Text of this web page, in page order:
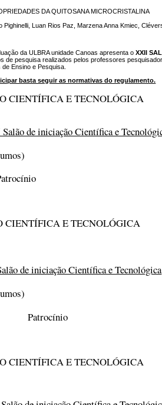
DA QUITOSANA MICROCRISTALINA
Pighinelli, Luan Rios Paz, Marzena Anna Kmiec,
da ULBRA unidade Canoas apresenta oXXII
de pesquisa realizados pelos professores
Ensino e Pesquisa.
basta seguir as normativas do regulamento.
CIENTÍFICA E TECNOLÓGICA
de iniciação Científica e
CIENTÍFICA E TECNOLÓGICA
de iniciação Científica e Tecnológica
CIENTÍFICA E TECNOLÓGICA